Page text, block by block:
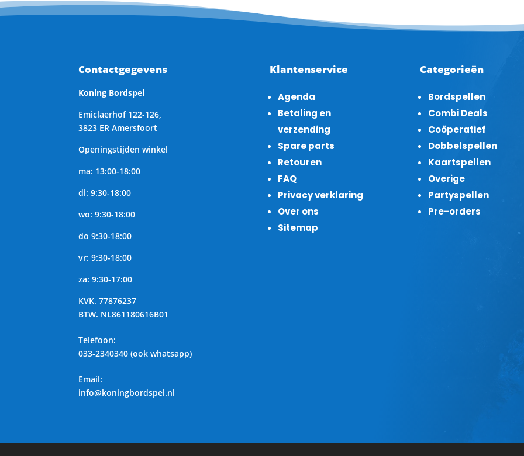
Contactgegevens
Koning Bordspel
Emiclaerhof 122-126,
3823 ER Amersfoort
Openingstijden winkel
ma: 13:00-18:00
di: 9:30-18:00
wo: 9:30-18:00
do 9:30-18:00
vr: 9:30-18:00
za: 9:30-17:00
KVK. 77876237
BTW. NL861180616B01
Telefoon:
033-2340340 (ook whatsapp)
Email:
info@koningbordspel.nl
Klantenservice
Agenda
Betaling en
verzending
Spare parts
Retouren
FAQ
Privacy verklaring
Over ons
Sitemap
Categorieën
Bordspellen
Combi Deals
Coöperatief
Dobbelspellen
Kaartspellen
Overige
Partyspellen
Pre-orders